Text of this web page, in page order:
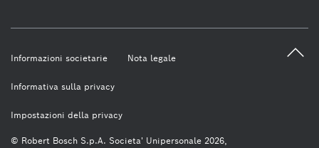
© Robert Bosch S.p.A. Societa' Unipersonale 2026,
Informazioni societarie Nota legale
Informativa sulla privacy
Impostazioni della privacy